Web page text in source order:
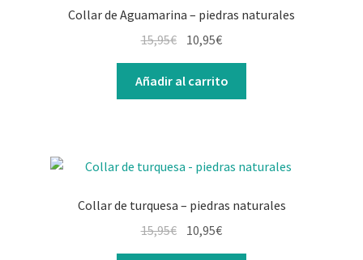
Collar de Aguamarina – piedras naturales
15,95€ El
original
era:
10,95€El
actual
es:
Añadir al carrito
Collar de turquesa – piedras naturales
15,95€ El10,95€El